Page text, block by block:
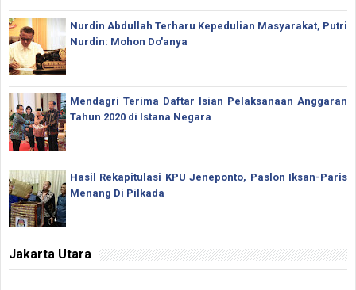
Nurdin Abdullah Terharu Kepedulian Masyarakat, Putri
Nurdin: Mohon Do'anya
Mendagri Terima Daftar Isian Pelaksanaan Anggaran
Tahun 2020 di Istana Negara
Hasil Rekapitulasi KPU Jeneponto, Paslon Iksan-Paris
Menang Di Pilkada
Jakarta Utara